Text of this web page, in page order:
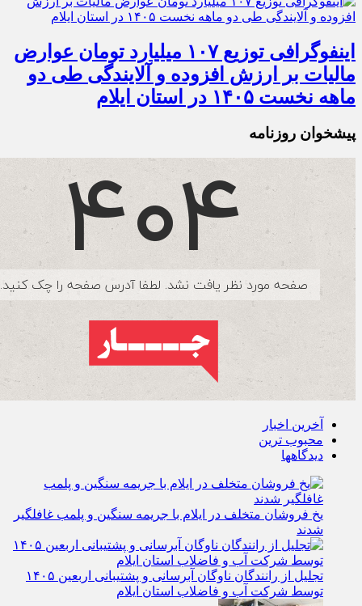
اینفوگرافی توزیع ۱۰۷ میلیارد تومان عوارض
مالیات بر ارزش افزوده و آلایندگی طی دو
ماهه نخست ۱۴۰۵ در استان ایلام
پیشخوان روزنامه
آخرین اخبار
محبوب ترین
دیدگاهها
یخ‌ فروشان متخلف در ایلام با جریمه سنگین و پلمب غافلگیر
شدند
تجلیل از رانندگان ناوگان آبرسانی و پشتیبانی اربعین ۱۴۰۵
توسط شرکت آب و فاضلاب استان ایلام